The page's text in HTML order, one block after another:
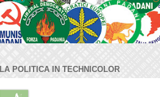
LA POLITICA IN TECHNICOLOR